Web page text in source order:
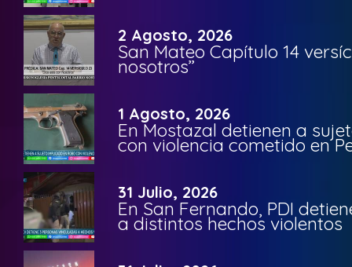
2 Agosto, 2026
San Mateo Capítulo 14
nosotros”
1 Agosto, 2026
En Mostazal detienen a
con violencia cometido en
31 Julio, 2026
En San Fernando, PDI
a distintos hechos violentos